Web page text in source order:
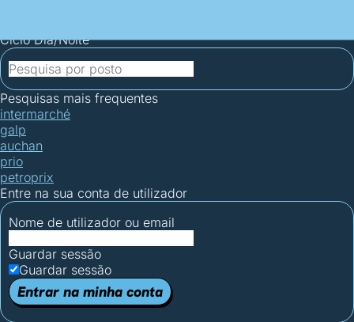
Ciclo Dia/Noite
Pesquisas mais frequentes
intermarché
galp
auchan
prio
petroprix
Entre na sua conta de utilizador
Nome de utilizador ou email
Guardar sessão
Guardar sessão
Entrar na minha conta